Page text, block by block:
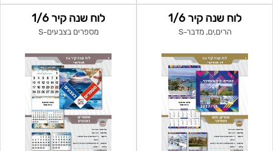
לוח שנה קיר 1/6
הרים,ים, מדבר-S
לוח שנה קיר 1/6
מספרים בצבעים-S